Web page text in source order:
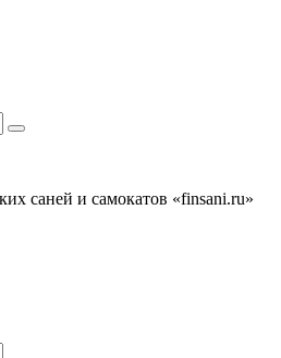
саней и самокатов «finsani.ru»